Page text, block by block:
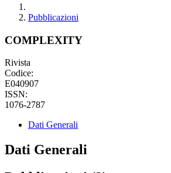
Pubblicazioni
COMPLEXITY
Rivista
Codice:
E040907
ISSN:
1076-2787
Dati Generali
Dati Generali